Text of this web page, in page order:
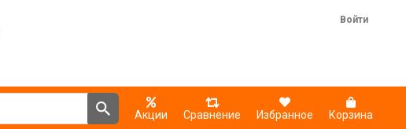
Войти
Акции Сравнение Избранное Корзина